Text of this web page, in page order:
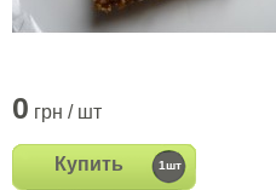
0 грн / шт
Купить 1шт